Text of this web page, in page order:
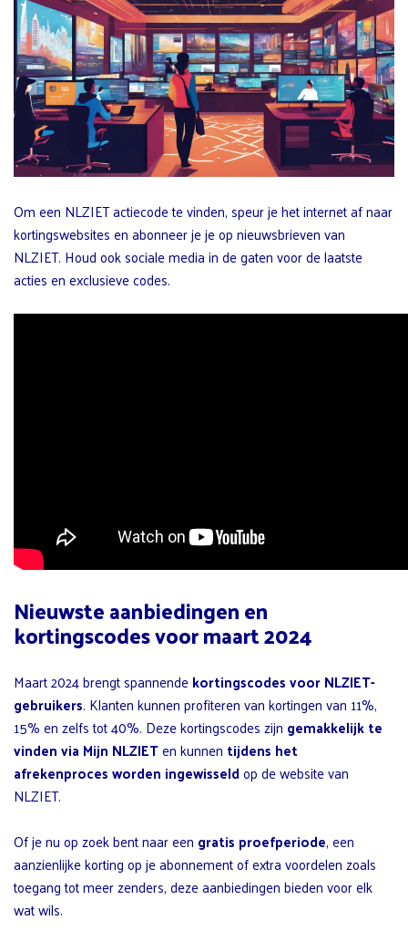
Om een NLZIET actiecode te vinden, speur je het internet af naar
kortingswebsites en abonneer je je op nieuwsbrieven van
NLZIET. Houd ook sociale media in de gaten voor de laatste
acties en exclusieve codes.
Nieuwste aanbiedingen en
kortingscodes voor maart 2024
Maart 2024 brengt spannendekortingscodes voor NLZIET-
gebruikers. Klanten kunnen profiteren van kortingen van 11%,
15% en zelfs tot 40%. Deze kortingscodes zijn gemakkelijk te
vinden via Mijn NLZIETen kunnen tijdens het
afrekenproces worden ingewisseldop de website van
NLZIET.
Of je nu op zoek bent naar een gratis proefperiode, een
aanzienlijke korting op je abonnement of extra voordelen zoals
toegang tot meer zenders, deze aanbiedingen bieden voor elk
wat wils.